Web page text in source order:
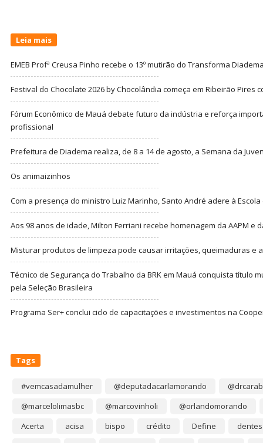
Leia mais
EMEB Profª Creusa Pinho recebe o 13º mutirão do Transforma
Festival do Chocolate 2026 by Chocolândia começa em Ribeirão Pires
Fórum Econômico de Mauá debate futuro da indústria e reforça
profissional
Prefeitura de Diadema realiza, de 8 a 14 de agosto, a Semana da
Os animaizinhos
Com a presença do ministro Luiz Marinho, Santo André adere à
Aos 98 anos de idade, Milton Ferriani recebe homenagem da AAPM e
Misturar produtos de limpeza pode causar irritações, queimaduras e
Técnico de Segurança do Trabalho da BRK em Mauá conquista título
pela Seleção Brasileira
Programa Ser+ conclui ciclo de capacitações e investimentos na
Tags
#vemcasadamulher @deputadacarlamorando
@marcelolimasbc
@marcovinholi
@orlandomorando
Acerta
acisa bispo crédito Define
dentes